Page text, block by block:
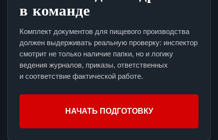
в команде
Комплект документов для пищевого производства
должен выдерживать реальную проверку: инспектор
смотрит не только наличие папки, но и логику
ведения журналов, приказы, ответственных
и соответствие фактической работе.
НАЧАТЬ ПОДГОТОВКУ